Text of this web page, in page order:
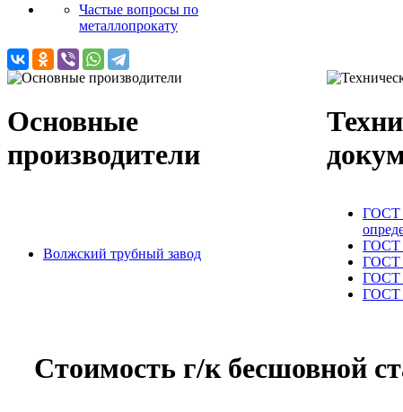
Частые вопросы по
металлопрокату
Основные
производители
Волжский трубный завод
ГОСТ
ГОСТ
ГОСТ
ГОСТ
ГОСТ
Стоимость г/к бесшовной